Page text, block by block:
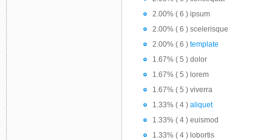
2.00% ( 6 ) ipsum
2.00% ( 6 ) scelerisque
2.00% ( 6 ) template
1.67% ( 5 ) dolor
1.67% ( 5 ) lorem
1.67% ( 5 ) viverra
1.33% ( 4 ) aliquet
1.33% ( 4 ) euismod
1.33% ( 4 ) lobortis